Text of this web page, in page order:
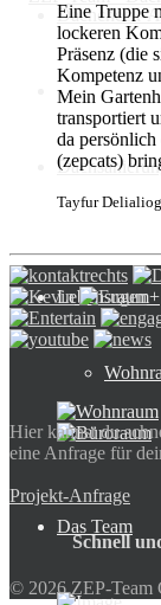
Dachcheck-
Lebensraum+
Das Team
Eine Truppe
lockeren
Präsenz (die
Kompetenz
Mein
transportiert
da
(zepcats)
Tayfur
Hier kannst du
eine Anfrage für
Projekt-Anfrage
Schnell
© 2026 ZEP-Team